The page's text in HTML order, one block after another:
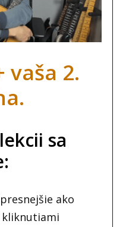
vaša 2.
sa
ako
kliknutiami